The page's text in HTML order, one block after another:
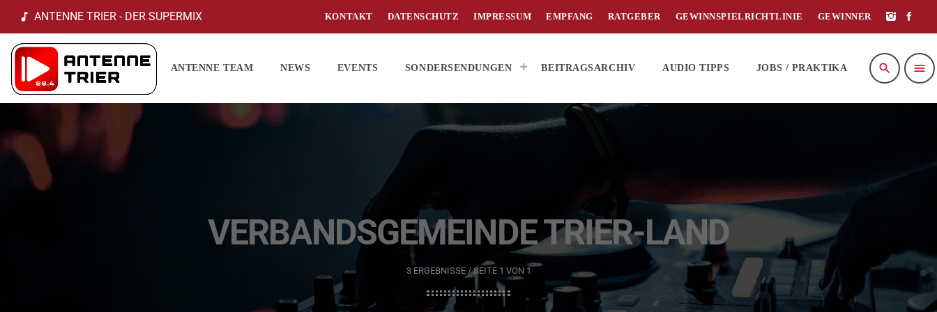
music_note ANTENNE TRIER - DER SUPERMIX KONTAKT DATENSCHUTZ IMPRESSUM EMPFANG RATGEBER GEWINNSPIELRICHTLINIE GEWINNER
ANTENNE TEAM NEWS EVENTS SONDERSENDUNGEN BEITRAGSARCHIV AUDIO TIPPS JOBS / PRAKTIKA search menu
VERBANDSGEMEINDE TRIER-LAND
3 ERGEBNISSE / SEITE 1 VON 1